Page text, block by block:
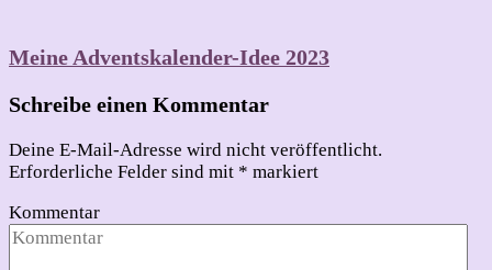
Meine Adventskalender-Idee 2023
Schreibe einen Kommentar
Deine E-Mail-Adresse wird nicht veröffentlicht.
Erforderliche Felder sind mit * markiert
Kommentar